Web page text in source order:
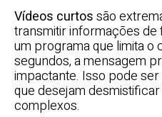
Vídeos curtossão
transmitir informações de
um programa que limita o
segundos, a mensagem
impactante. Isso pode
que desejam
complexos.